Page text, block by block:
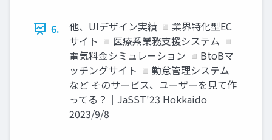
6.
他、UIデザイン実績 ◽業界特化型EC
サイト ◽医療系業務支援システム ◽
電気料金シミュレーション ◽BtoBマ
ッチングサイト ◽勤怠管理システム
など そのサービス、ユーザーを見て作
ってる？｜JaSST'23 Hokkaido
2023/9/8